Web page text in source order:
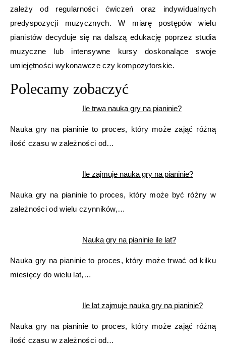
zależy od regularności ćwiczeń oraz indywidualnych
predyspozycji muzycznych. W miarę postępów wielu
pianistów decyduje się na dalszą edukację poprzez studia
muzyczne lub intensywne kursy doskonalące swoje
umiejętności wykonawcze czy kompozytorskie.
Polecamy zobaczyć
Ile trwa nauka gry na pianinie?
Nauka gry na pianinie to proces, który może zająć różną
ilość czasu w zależności od…
Ile zajmuje nauka gry na pianinie?
Nauka gry na pianinie to proces, który może być różny w
zależności od wielu czynników,…
Nauka gry na pianinie ile lat?
Nauka gry na pianinie to proces, który może trwać od kilku
miesięcy do wielu lat,…
Ile lat zajmuje nauka gry na pianinie?
Nauka gry na pianinie to proces, który może zająć różną
ilość czasu w zależności od…